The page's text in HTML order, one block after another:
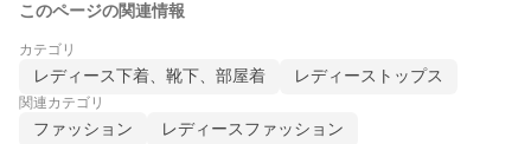
このページの関連情報
カテゴリ
レディース下着、靴下、部屋着 レディーストップス
関連カテゴリ
ファッション レディースファッション